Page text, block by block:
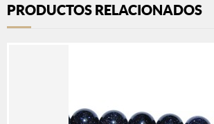
PRODUCTOS RELACIONADOS